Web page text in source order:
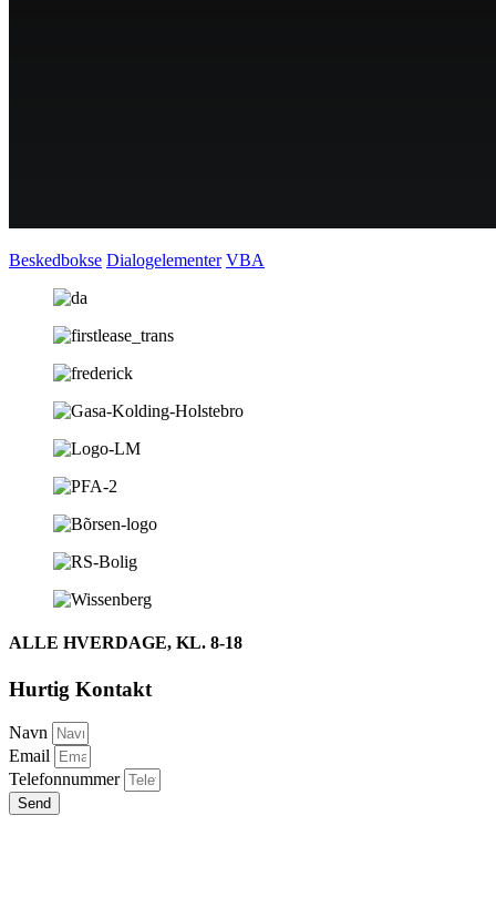
Beskedbokse Dialogelementer VBA
ALLE HVERDAGE, KL. 8-18
Hurtig Kontakt
Navn
Email
Telefonnummer
Send